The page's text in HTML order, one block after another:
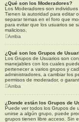
¿Qué son los Moderadores?
Los Moderadores son
Tienen la autoridad para editar
separar temas en el foro que
para evitar que los usuarios se
malicioso.
Arriba
¿Qué son los Grupos de
Los Grupos de Usuarios son
manejables con los cuales
pertenecer a varios grupos y
administradores, a cambiar los
permisos de moderador, o
Arriba
¿Donde están los Grupos de
Puede ver todos los Grupos de
unirse a algún grupo, puede
grupos tienen libre acceso. Sin